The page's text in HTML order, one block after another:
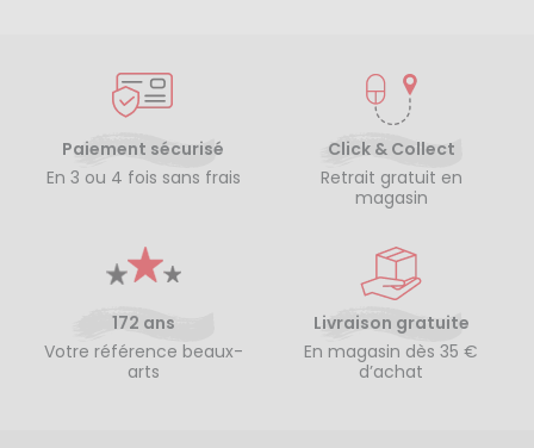
Paiement sécurisé
En 3 ou 4 fois sans frais
Click & Collect
Retrait gratuit en
magasin
172 ans
Votre référence beaux-
arts
Livraison gratuite
En magasin dès 35 €
d’achat